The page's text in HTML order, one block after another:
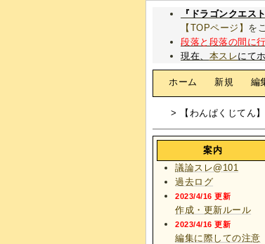
『ドラゴンクエ
【TOPページ】 を
段落と段落の間に
現在、 本スレにて
ホーム 新規 編
> 【わんぱくじてん】
案内
議論スレ@101
過去ログ
2023/4/16 更新
作成・更新ルール
2023/4/16 更新
編集に際しての注意